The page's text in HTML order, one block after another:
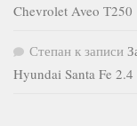
Chevrolet Aveo Т250
Степан к записи
Hyundai Santa Fe 2.4